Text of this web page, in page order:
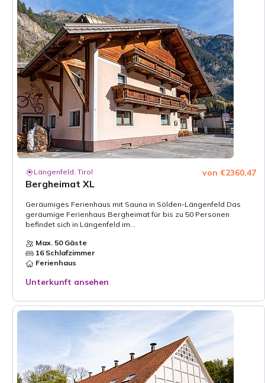
Längenfeld, Tirol
Bergheimat XL
von €2360,47
Geräumiges Ferienhaus mit Sauna in Sölden-Längenfeld Das
geräumige Ferienhaus Bergheimat für bis zu 50 Personen
befindet sich in Längenfeld im...
Max. 50 Gäste
16 Schlafzimmer
Ferienhaus
Unterkunft ansehen